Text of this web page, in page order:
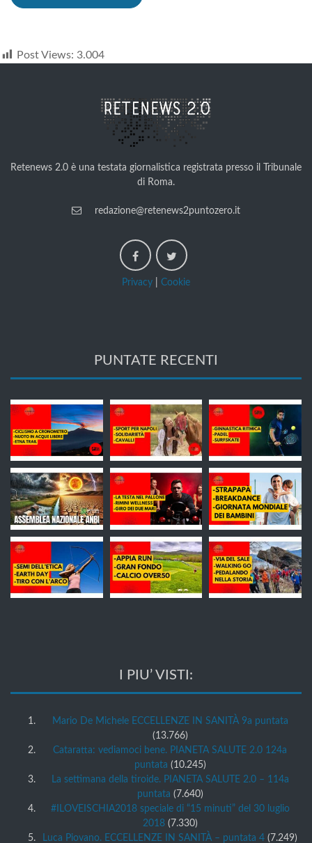
Post Views: 3.004
Retenews 2.0 è una testata giornalistica registrata presso il Tribunale
di Roma.
redazione@retenews2puntozero.it
Privacy Cookie
PUNTATE RECENTI
I PIU’ VISTI:
Mario De Michele ECCELLENZE IN SANITÀ 9a puntata
(13.766)
Cataratta: vediamoci bene. PIANETA SALUTE 2.0 124a
puntata (10.245)
La settimana della tiroide. PIANETA SALUTE 2.0 – 114a
puntata (7.640)
#ILOVEISCHIA2018 speciale di “15 minuti” del 30 luglio
2018 (7.330)
Luca Piovano. ECCELLENZE IN SANITÀ – puntata 4 (7.249)